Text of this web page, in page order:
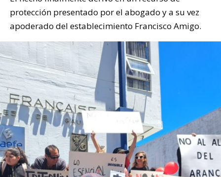
protección presentado por el abogado y a su vez
apoderado del establecimiento Francisco Amigo.